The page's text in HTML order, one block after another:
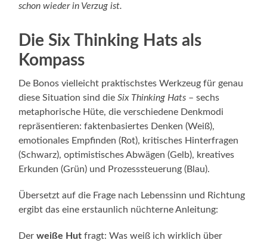
schon wieder in Verzug ist.
Die Six Thinking Hats als
Kompass
De Bonos vielleicht praktischstes Werkzeug für genau
diese Situation sind dieSix Thinking Hats – sechs
metaphorische Hüte, die verschiedene Denkmodi
repräsentieren: faktenbasiertes Denken (Weiß),
emotionales Empfinden (Rot), kritisches Hinterfragen
(Schwarz), optimistisches Abwägen (Gelb), kreatives
Erkunden (Grün) und Prozesssteuerung (Blau).
Übersetzt auf die Frage nach Lebenssinn und Richtung
ergibt das eine erstaunlich nüchterne Anleitung:
Derweiße Hut fragt: Was weiß ich wirklich über